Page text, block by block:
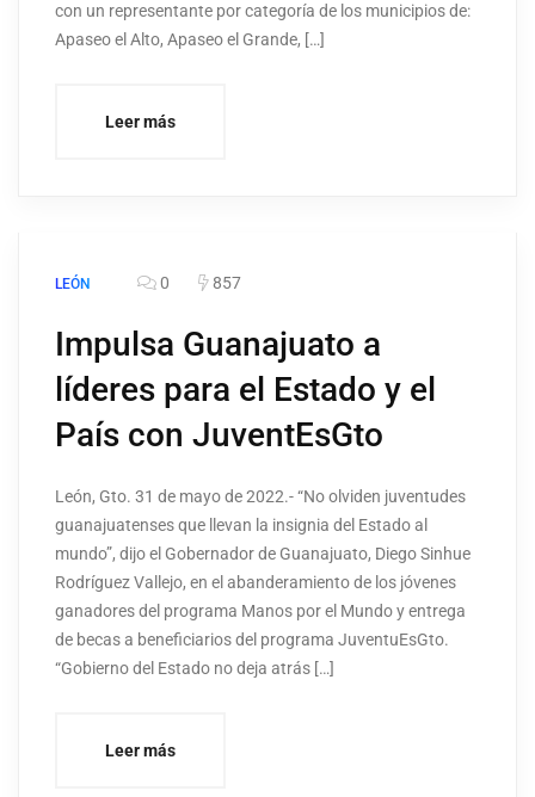
con un representante por categoría de los municipios de:
Apaseo el Alto, Apaseo el Grande, […]
Leer más
LEÓN 0 857
Impulsa Guanajuato a
líderes para el Estado y el
País con JuventEsGto
León, Gto. 31 de mayo de 2022.- “No olviden juventudes
guanajuatenses que llevan la insignia del Estado al
mundo”, dijo el Gobernador de Guanajuato, Diego Sinhue
Rodríguez Vallejo, en el abanderamiento de los jóvenes
ganadores del programa Manos por el Mundo y entrega
de becas a beneficiarios del programa JuventuEsGto.
“Gobierno del Estado no deja atrás […]
Leer más